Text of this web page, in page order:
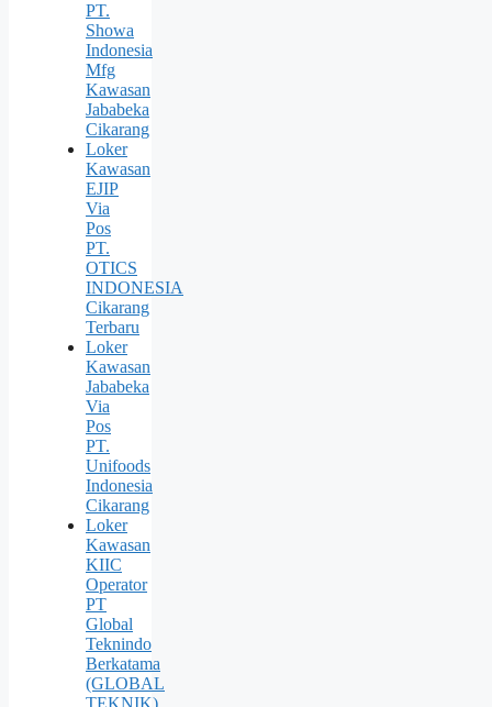
PT.
Showa
Indonesia
Mfg
Kawasan
Jababeka
Cikarang
Loker
Kawasan
EJIP
Via
Pos
PT.
OTICS
INDONESIA
Cikarang
Terbaru
Loker
Kawasan
Jababeka
Via
Pos
PT.
Unifoods
Indonesia
Cikarang
Loker
Kawasan
KIIC
Operator
PT
Global
Teknindo
Berkatama
(GLOBAL
TEKNIK)